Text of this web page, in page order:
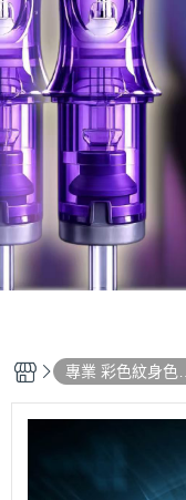
專業 彩色紋身色料
選單列表